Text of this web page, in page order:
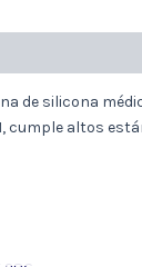
de silicona
cumple altos